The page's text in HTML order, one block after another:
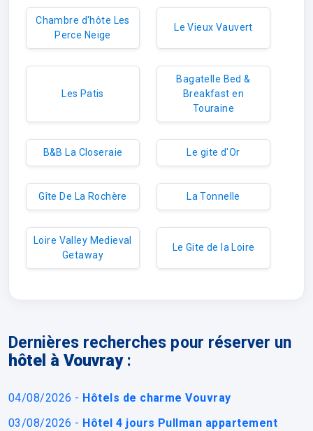
Chambre d'hôte Les
Perce Neige
Le Vieux Vauvert
Les Patis
Bagatelle Bed &
Breakfast en
Touraine
B&B La Closeraie Le gite d'Or
Gîte De La Rochère La Tonnelle
Loire Valley Medieval
Getaway
Le Gite de la Loire
Dernières recherches pour réserver un
hôtel à Vouvray:
04/08/2026 - Hôtels de charme Vouvray
03/08/2026 - Hôtel 4 jours Pullman appartement